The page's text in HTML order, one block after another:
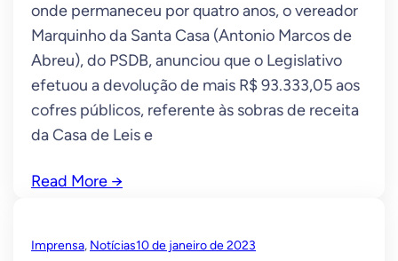
onde permaneceu por quatro anos, o vereador
Marquinho da Santa Casa (Antonio Marcos de
Abreu), do PSDB, anunciou que o Legislativo
efetuou a devolução de mais R$ 93.333,05 aos
cofres públicos, referente às sobras de receita
da Casa de Leis e
Read More →
Imprensa, Notícias10 de janeiro de 2023